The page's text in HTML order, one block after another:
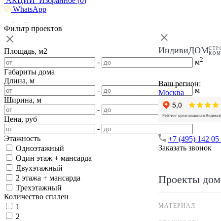
WhatsApp
ИндивиДОМ
Ваш регион:
Москва
+7 (495) 142 05
Заказать звонок
Проекты
МАТЕРИАЛ
Фильтр проектов
Площадь, м2
-
м2
Габариты дома
Длина, м
-
м
Ширина, м
-
м
Цена, руб
-
Этажность
Одноэтажный
Один этаж + мансарда
Двухэтажный
2 этажа + мансарда
Трехэтажный
Количество спален
1
2